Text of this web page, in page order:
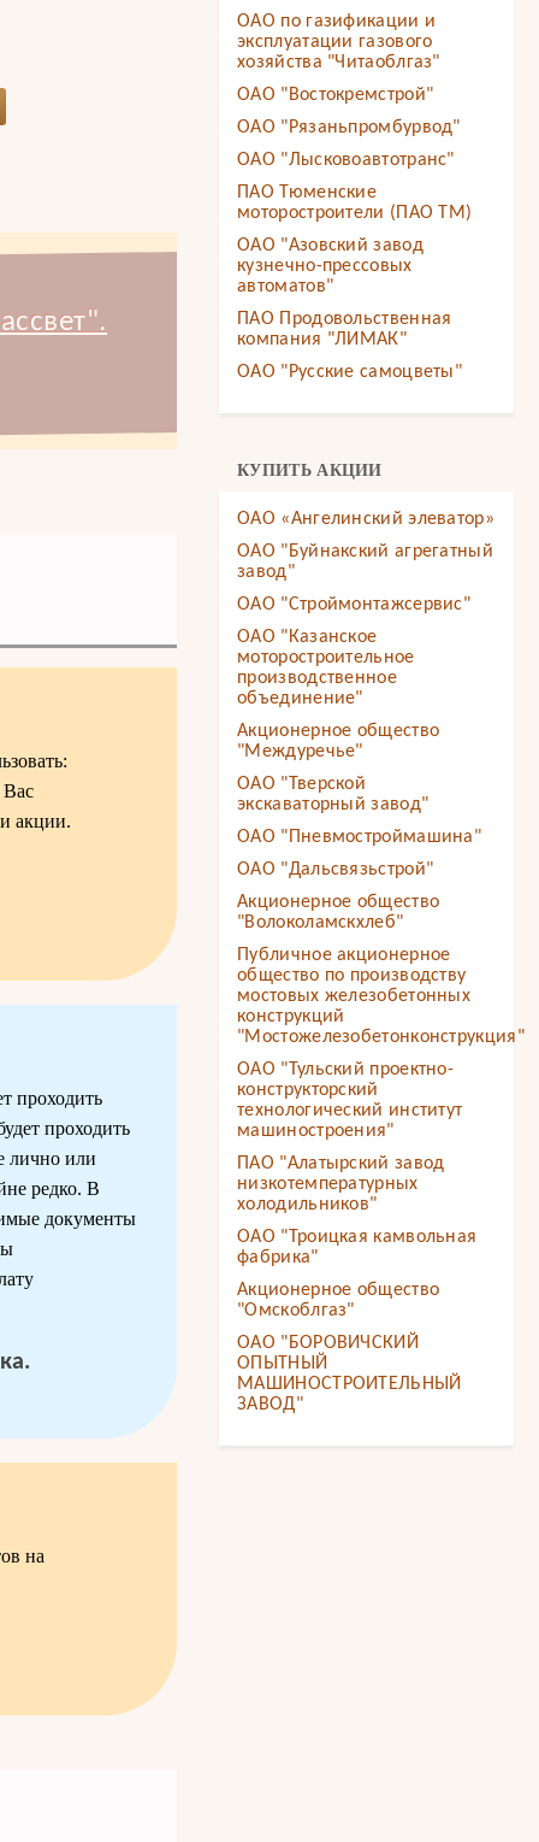
Вас
акции.
проходить
проходить
лично или
редко. В
документы
на
ОАО по газификации и
эксплуатации газового
хозяйства "Читаоблгаз"
ОАО "Востокремстрой"
ОАО "Рязаньпромбурвод"
ОАО "Лысковоавтотранс"
ПАО Тюменские
моторостроители (ПАО ТМ)
ОАО "Азовский завод
кузнечно-прессовых
автоматов"
ПАО Продовольственная
компания "ЛИМАК"
ОАО "Русские самоцветы"
КУПИТЬ АКЦИИ
ОАО «Ангелинский элеватор»
ОАО "Буйнакский агрегатный
завод"
ОАО "Строймонтажсервис"
ОАО "Казанское
моторостроительное
производственное
объединение"
Акционерное общество
"Междуречье"
ОАО "Тверской
экскаваторный завод"
ОАО "Пневмостроймашина"
ОАО "Дальсвязьстрой"
Акционерное общество
"Волоколамскхлеб"
Публичное акционерное
общество по производству
мостовых железобетонных
конструкций
"Мостожелезобетонконструкция"
ОАО "Тульский проектно-
конструкторский
технологический институт
машиностроения"
ПАО "Алатырский завод
низкотемпературных
холодильников"
ОАО "Троицкая камвольная
фабрика"
Акционерное общество
"Омскоблгаз"
ОАО "БОРОВИЧСКИЙ
ОПЫТНЫЙ
МАШИНОСТРОИТЕЛЬНЫЙ
ЗАВОД"